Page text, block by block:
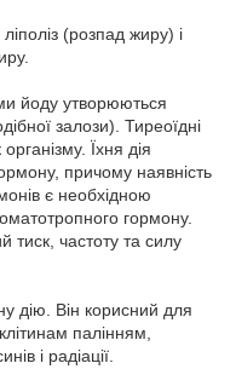
(розпад жиру) і
йоду утворюються
залози). Тиреоїдні
Їхня дія
причому наявність
є необхідною
гормону.
тиск, частоту та силу
дію. Він корисний для
палінням,
і радіації.